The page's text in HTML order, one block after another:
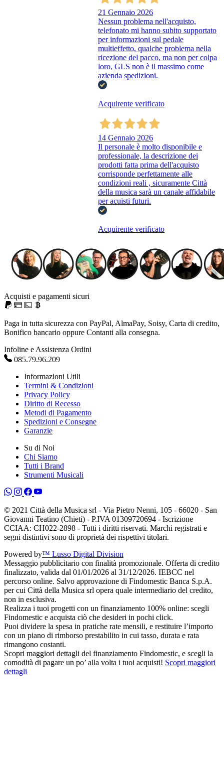
21 Gennaio 2026
Nessun problema nell'acquisto,
telefonato mi hanno subito supportato
per informazioni sul pedale
multieffetto, qualche problema nella
ricezione del pacco, ma non per colpa
loro, GLS non è il massimo come
azienda spedizioni.
Acquirente verificato
14 Gennaio 2026
Il personale è molto disponibile e
professionale, la descrizione dei
prodotti fatta prima dell'acquisto
corrisponde perfettamente alle
condizioni reali , sicuramente Città
della musica sarà un canale affidabile
per acuisti futuri.
Acquirente verificato
Acquisti e pagamenti sicuri
Paga in tutta sicurezza con PayPal, AlmaPay, Soisy, Carta di credito,
Bonifico bancario oppure Contanti alla consegna.
Infoline e Assistenza Ordini
085.79.96.209
Informazioni Utili
Termini & Condizioni
Privacy Policy
Diritto di Recesso
Metodi di Pagamento
Spedizioni e Consegne
Garanzie
Su di Noi
Chi Siamo
Tutti i Brand
Strumenti Musicali
© 2021 Città della Musica srl - Via Pietro Nenni, 105 - 66020 - San
Giovanni Teatino (Chieti) - P.IVA 01309720694 - Iscrizione
CCIAA: CH022-2898 - Tutti i diritti riservati. Marchi registrati e
segni distintivi sono di proprietà dei rispettivi titolari.
Powered by™ Lusso Digital Division
Messaggio pubblicitario con finalità promozionale. Offerta di credito
finalizzato, valida dal 01/01/2026 al 31/12/2026. IEBCC nel
percorso online. Salvo approvazione di Findomestic Banca S.p.A.
per cui Città della Musica srl opera quale intermediario del credito,
non in esclusiva.
Realizza i tuoi progetti con un finanziamento 100% online: scegli
Findomestic e acquista ciò che desideri in pochi click.
Puoi dividere la spesa in pratiche rate mensili, e restituire l’importo
con un piano di rimborso prestabilito in cui tasso, durata e rata
rimangono costanti.
Scopri maggiori dettagli del finanziamento Findomestic, e scegli la
comodità di pagare un po’ alla volta i tuoi acquisti! Scopri maggiori
dettagli